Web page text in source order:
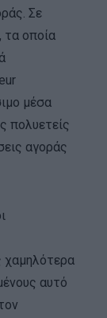
Σε
τα οποία
μέσα
πολυετείς
αγοράς
χαμηλότερα
αυτό